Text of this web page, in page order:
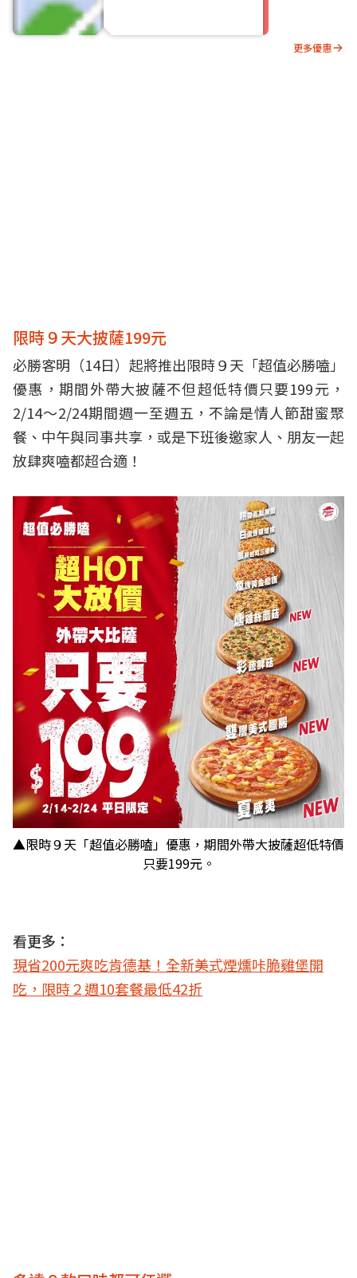
更多優惠
限時９天大披薩199元
必勝客明（14日）起將推出限時９天「超值必勝嗑」
優惠，期間外帶大披薩不但超低特價只要199元，
2/14～2/24期間週一至週五，不論是情人節甜蜜聚
餐、中午與同事共享，或是下班後邀家人、朋友一起
放肆爽嗑都超合適！
▲限時９天「超值必勝嗑」優惠，期間外帶大披薩超低特價
只要199元。
看更多：
現省200元爽吃肯德基！全新美式煙燻咔脆雞堡開
吃，限時２週10套餐最低42折